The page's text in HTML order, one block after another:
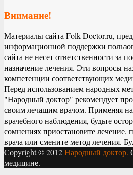
Внимание!
Материалы сайта Folk-Doctor.ru,
информационной поддержки
сайта не несет ответственности за
назначение лечения. Эти вопросы
компетенции соответствующих
Перед использованием народных
"Народный доктор" рекомендует
своим лечащим врачом. Применяя
врачебного наблюдения, будьте
сомнениях приостановите лечение,
врача или смените метод лечения.
Copyright © 2012Народный доктор.
медицине.